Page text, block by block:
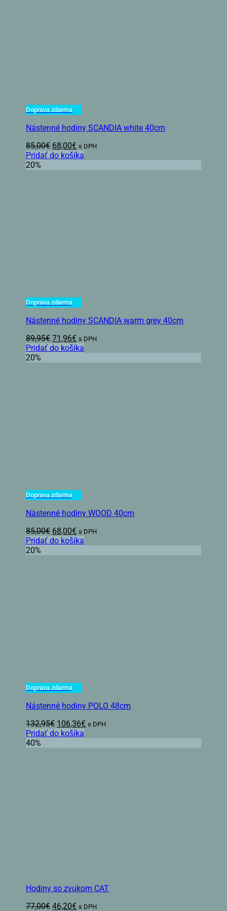
Doprava zdarma
Nástenné hodiny SCANDIA white 40cm
85,00€ Pôvodná
cena
68,00€Aktuálna
cena
s DPH
Pridať do košíka
20%
Doprava zdarma
Nástenné hodiny SCANDIA warm grey 40cm
89,95€ Pôvodná
cena
71,96€Aktuálna
cena
s DPH
Pridať do košíka
20%
Doprava zdarma
Nástenné hodiny WOOD 40cm
85,00€ Pôvodná
cena
68,00€Aktuálna
cena
s DPH
Pridať do košíka
20%
Doprava zdarma
Nástenné hodiny POLO 48cm
132,95€ Pôvodná
cena
106,36€Aktuálna
s DPH
Pridať do košíka
40%
Hodiny so zvukom CAT
77,00€ Pôvodná
46,20€Aktuálna
s DPH